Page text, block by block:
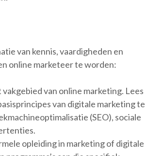
van kennis, vaardigheden en
online marketeer te worden:
van online marketing. Lees
van digitale marketing te
(SEO), sociale
opleiding in marketing of digitale